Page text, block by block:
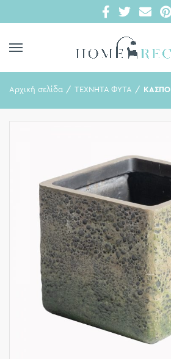
Αρχική σελίδα ΤΕΧΝΗΤΑ ΦΥΤΑ ΚΑΣΠΟ